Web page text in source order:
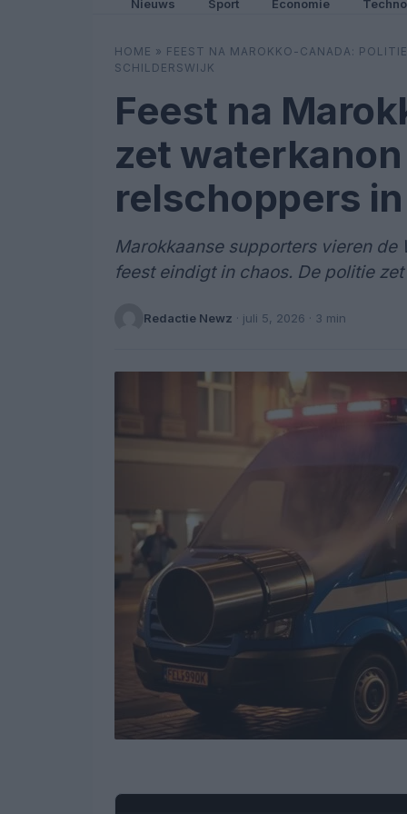
Nieuws Sport Economie
HOME » FEEST NA MAROKKO-CANADA:
SCHILDERSWIJK
Feest na
zet
relschoppers
Marokkaanse supporters vieren de
feest eindigt in chaos. De politie
Redactie Newz · juli 5, 2026 · 3 min